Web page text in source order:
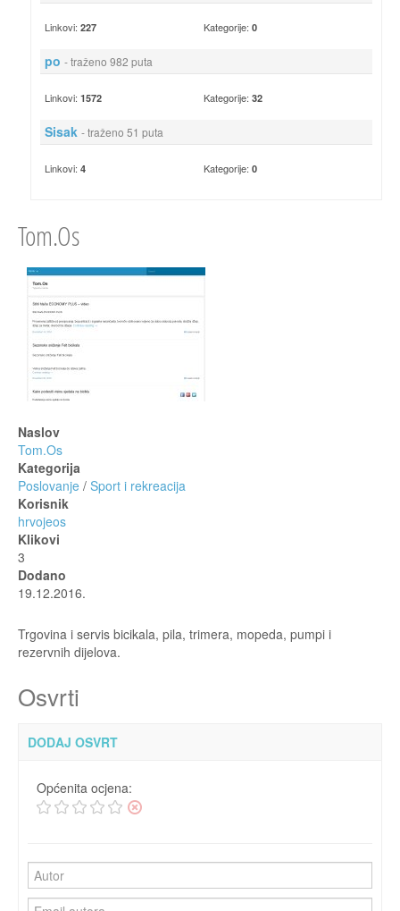
Linkovi: 227 Kategorije:0
po - traženo 982 puta
Linkovi: 1572 Kategorije:32
Sisak - traženo 51 puta
Linkovi: 4 Kategorije:0
Tom.Os
Naslov
Tom.Os
Kategorija
Poslovanje / Sport i rekreacija
Korisnik
hrvojeos
Klikovi
3
Dodano
19.12.2016.
Trgovina i servis bicikala, pila, trimera, mopeda, pumpi i
rezervnih dijelova.
Osvrti
DODAJ OSVRT
Općenita ocjena: